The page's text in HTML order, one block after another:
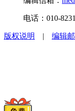
电话：010-
版权说明 | 编辑